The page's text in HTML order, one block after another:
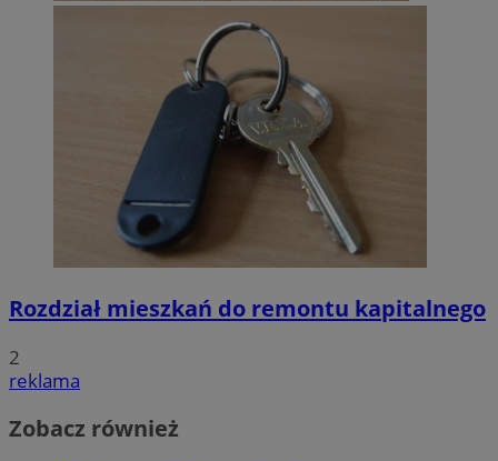
Rozdział mieszkań do remontu kapitalnego
2
reklama
Zobacz również